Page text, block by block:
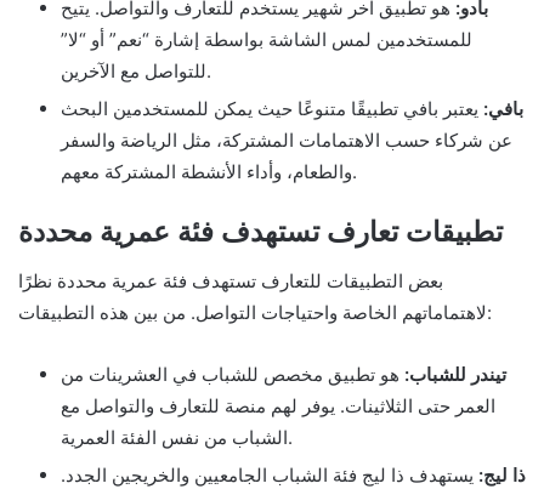
بادو: هو تطبيق آخر شهير يستخدم للتعارف والتواصل. يتيح
للمستخدمين لمس الشاشة بواسطة إشارة “نعم” أو “لا”
للتواصل مع الآخرين.
بافي: يعتبر بافي تطبيقًا متنوعًا حيث يمكن للمستخدمين البحث
عن شركاء حسب الاهتمامات المشتركة، مثل الرياضة والسفر
والطعام، وأداء الأنشطة المشتركة معهم.
تطبيقات تعارف تستهدف فئة عمرية محددة
بعض التطبيقات للتعارف تستهدف فئة عمرية محددة نظرًا
لاهتماماتهم الخاصة واحتياجات التواصل. من بين هذه التطبيقات:
تيندر للشباب: هو تطبيق مخصص للشباب في العشرينات من
العمر حتى الثلاثينات. يوفر لهم منصة للتعارف والتواصل مع
الشباب من نفس الفئة العمرية.
ذا ليج: يستهدف ذا ليج فئة الشباب الجامعيين والخريجين الجدد.